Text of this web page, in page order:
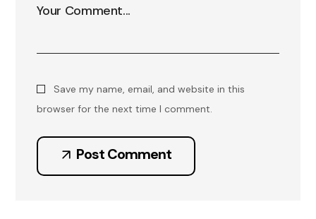
Save my name, email, and website in this
browser for the next time I comment.
Post Comment